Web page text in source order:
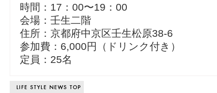
時間：17：00〜19：00
会場：壬生二階
住所：京都府中京区壬生松原38-6
参加費：6,000円（ドリンク付き）
定員：25名